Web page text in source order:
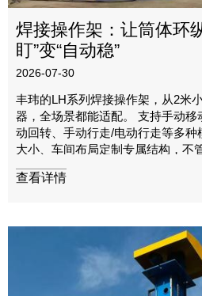
焊接操作架：让筒体环
盯”变“自动稳”
2026-07-30
丰玮的LH系列焊接操作架，从2米
器，全场景都能适配。 支持手动
动回转、手动行走/电动行走等多
大小、车间布局定制专属结构，不
力容器，还是冶金、金属结构件焊
查看详情